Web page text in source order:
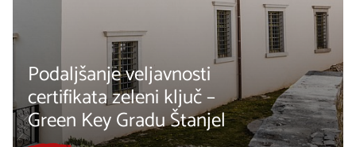
Podaljšanje veljavnosti
certifikata zeleni ključ –
Green Key Gradu Štanjel